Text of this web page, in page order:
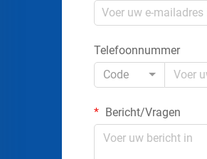
Telefoonnummer
Code
Bericht/Vragen